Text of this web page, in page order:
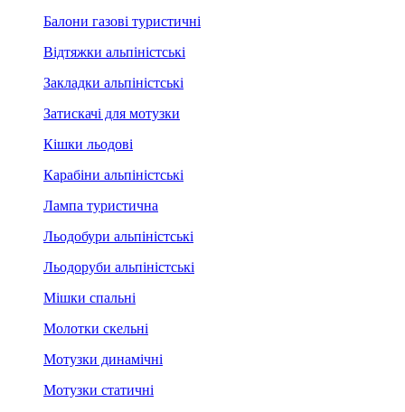
Балони газові туристичні
Відтяжки альпіністські
Закладки альпіністські
Затискачі для мотузки
Кішки льодові
Карабіни альпіністські
Лампа туристична
Льодобури альпіністські
Льодоруби альпіністські
Мішки спальні
Молотки скельні
Мотузки динамічні
Мотузки статичні